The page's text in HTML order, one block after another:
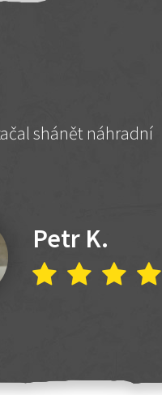
shánět náhradní
Petr K.